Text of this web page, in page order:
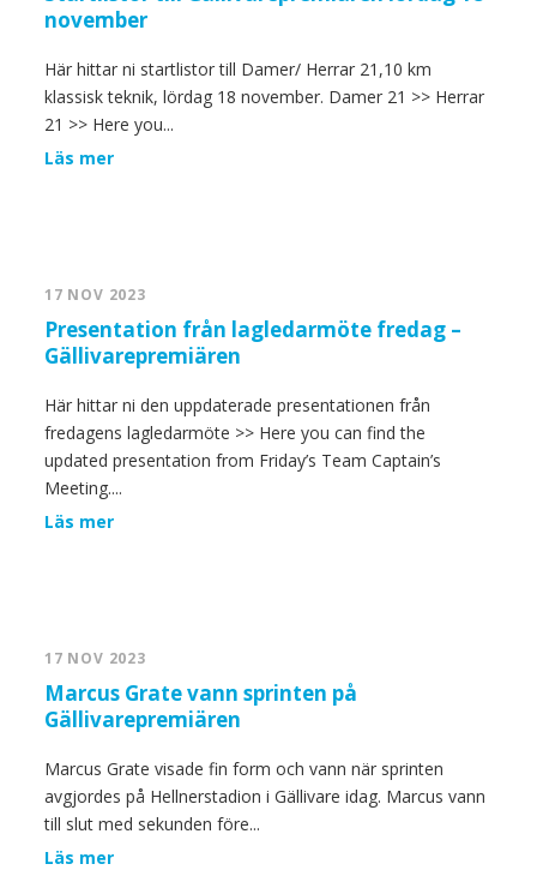
november
Här hittar ni startlistor till Damer/ Herrar 21,10 km
klassisk teknik, lördag 18 november. Damer 21 >> Herrar
21 >> Here you...
Läs mer
17 NOV 2023
Presentation från lagledarmöte fredag –
Gällivarepremiären
Här hittar ni den uppdaterade presentationen från
fredagens lagledarmöte >> Here you can find the
updated presentation from Friday’s Team Captain’s
Meeting....
Läs mer
17 NOV 2023
Marcus Grate vann sprinten på
Gällivarepremiären
Marcus Grate visade fin form och vann när sprinten
avgjordes på Hellnerstadion i Gällivare idag. Marcus vann
till slut med sekunden före...
Läs mer